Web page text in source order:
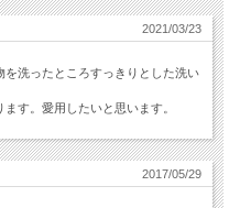
2021/03/23
洗ったところすっきりとした洗い
す。愛用したいと思います。
2017/05/29